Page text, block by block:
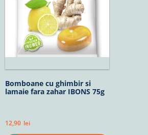
Bomboane cu ghimbir si
lamaie fara zahar IBONS 75g
12,90 lei